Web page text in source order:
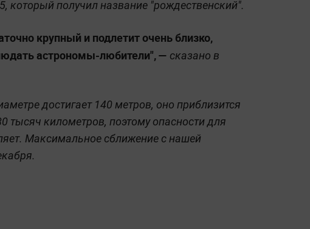
который получил название "рождественский".
крупный и подлетит очень близко,
астрономы-любители", — сказано в
достигает 140 метров, оно приблизится
тысяч километров, поэтому опасности для
Максимальное сближение с нашей